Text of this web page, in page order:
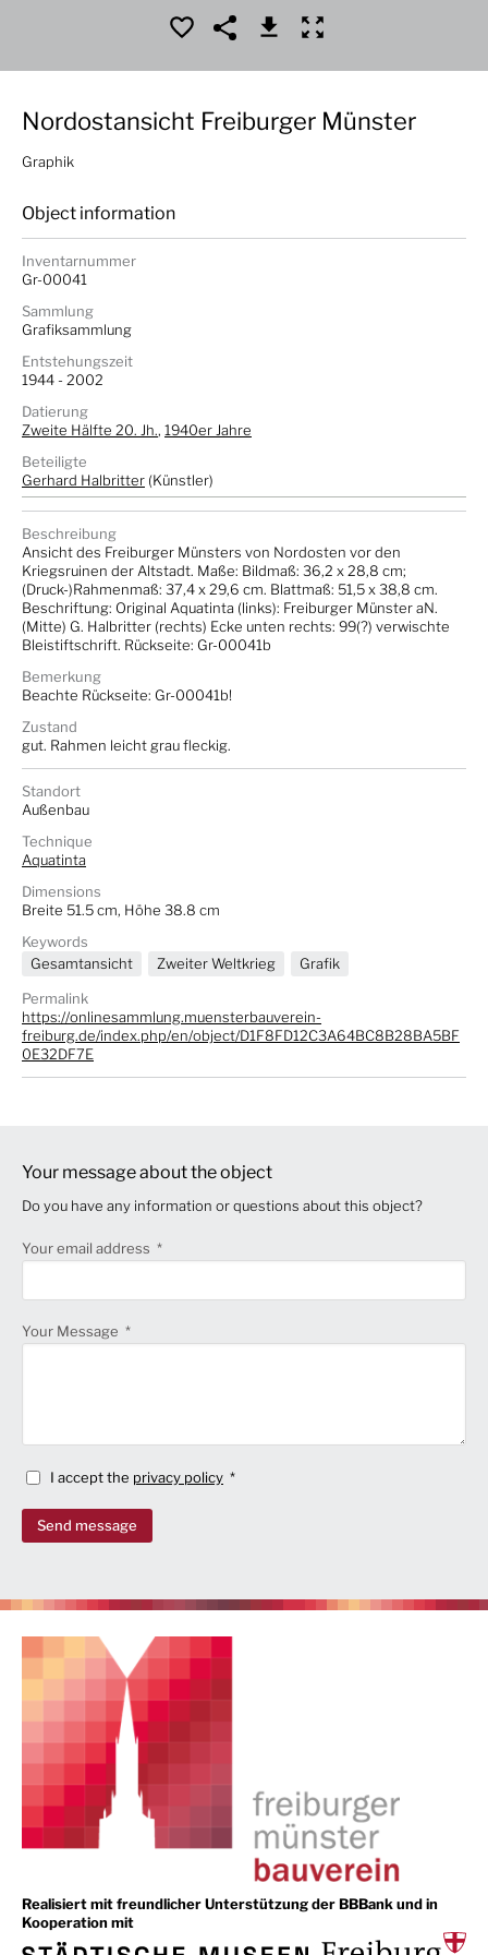
Nordostansicht Freiburger Münster
Graphik
Object information
Inventarnummer
Gr-00041
Sammlung
Grafiksammlung
Entstehungszeit
1944 - 2002
Datierung
Zweite Hälfte 20. Jh., 1940er Jahre
Beteiligte
Gerhard Halbritter (Künstler)
Beschreibung
Ansicht des Freiburger Münsters von Nordosten vor den
Kriegsruinen der Altstadt. Maße: Bildmaß: 36,2 x 28,8 cm;
(Druck-)Rahmenmaß: 37,4 x 29,6 cm. Blattmaß: 51,5 x 38,8 cm.
Beschriftung: Original Aquatinta (links): Freiburger Münster aN.
(Mitte) G. Halbritter (rechts) Ecke unten rechts: 99(?) verwischte
Bleistiftschrift. Rückseite: Gr-00041b
Bemerkung
Beachte Rückseite: Gr-00041b!
Zustand
gut. Rahmen leicht grau fleckig.
Standort
Außenbau
Technique
Aquatinta
Dimensions
Breite 51.5 cm, Höhe 38.8 cm
Keywords
Gesamtansicht
Zweiter Weltkrieg
Grafik
Permalink
https://onlinesammlung.muensterbauverein-
freiburg.de/index.php/en/object/D1F8FD12C3A64BC8B28BA5BF
0E32DF7E
Your message about the object
Do you have any information or questions about this object?
Your email address
Your Message
I accept the privacy policy
Send message
Realisiert mit freundlicher Unterstützung der BBBank und in
Kooperation mit